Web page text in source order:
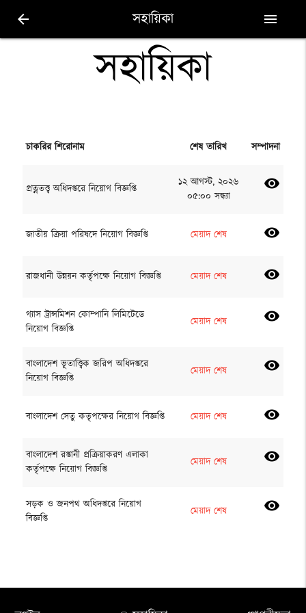
arrow_back সহায়িকা menu
সহায়িকা
চাকরির শিরোনাম শেষ তারিখ সম্পাদনা
প্রত্নতত্ত্ব অধিদপ্তরে নিয়োগ বিজ্ঞপ্তি
১২ আগস্ট, ২০২৬
০৫:০০ সন্ধ্যা
visibility
জাতীয় ক্রিয়া পরিষদে নিয়োগ বিজ্ঞপ্তি মেয়াদ শেষ visibility
রাজধানী উন্নয়ন কর্তৃপক্ষে নিয়োগ বিজ্ঞপ্তি মেয়াদ শেষ visibility
গ্যাস ট্রান্সমিশন কোম্পানি লিমিটেডে
নিয়োগ বিজ্ঞপ্তি
মেয়াদ শেষ visibility
বাংলাদেশ ভূতাত্ত্বিক জরিপ অধিদপ্তরে
নিয়োগ বিজ্ঞপ্তি
মেয়াদ শেষ visibility
বাংলাদেশ সেতু কতৃপক্ষের নিয়োগ বিজ্ঞপ্তি মেয়াদ শেষ visibility
বাংলাদেশ রপ্তানী প্রক্রিয়াকরণ এলাকা
কর্তৃপক্ষে নিয়োগ বিজ্ঞপ্তি
মেয়াদ শেষ visibility
সড়ক ও জনপথ অধিদপ্তরে নিয়োগ
বিজ্ঞপ্তি
মেয়াদ শেষ visibility